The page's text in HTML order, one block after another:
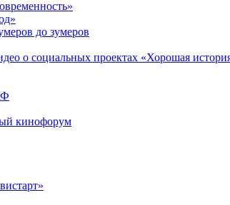
до зумеров
о социальных проектах «Хорошая
кинофорум